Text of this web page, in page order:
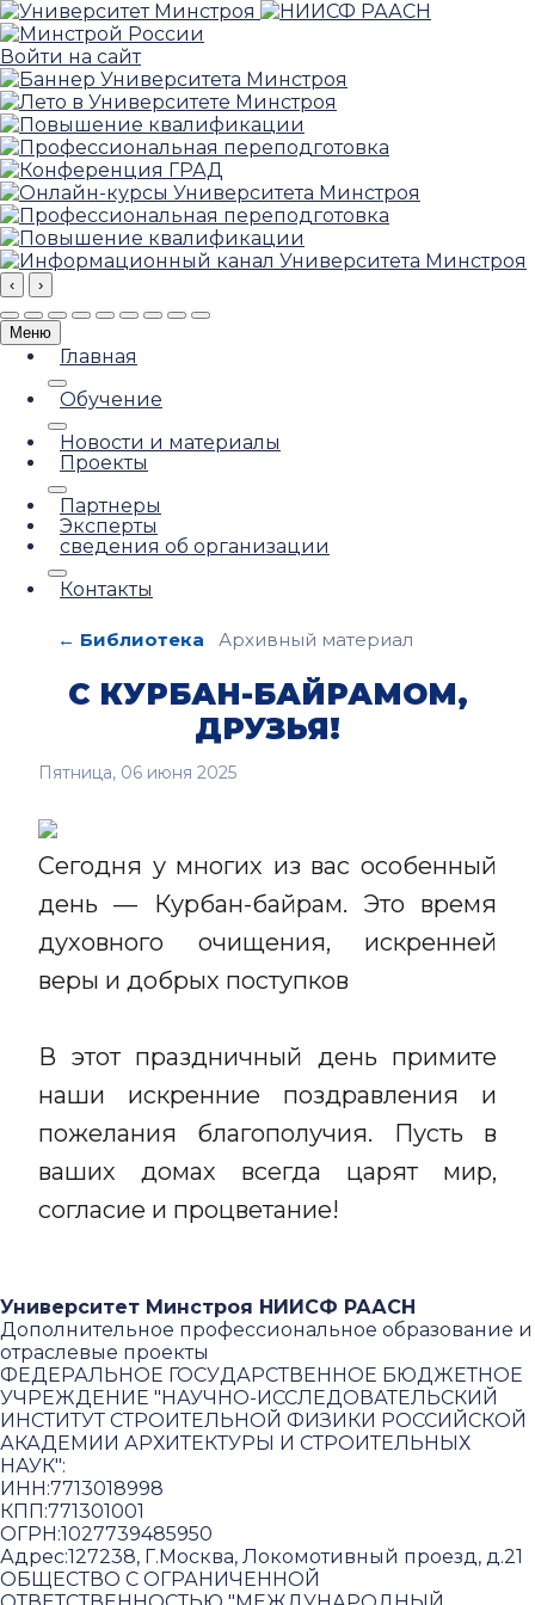
Войти на сайт
‹ ›
Меню
Главная
Обучение
Новости и материалы
Проекты
Партнеры
Эксперты
сведения об организации
Контакты
← Библиотека Архивный материал
С КУРБАН-БАЙРАМОМ,
ДРУЗЬЯ!
Пятница, 06 июня 2025
Сегодня у многих из вас особенный
день — Курбан-байрам. Это время
духовного очищения, искренней
веры и добрых поступков
В этот праздничный день примите
наши искренние поздравления и
пожелания благополучия. Пусть в
ваших домах всегда царят мир,
согласие и процветание!
Университет Минстроя НИИСФ РААСН
Дополнительное профессиональное образование и
отраслевые проекты
ФЕДЕРАЛЬНОЕ ГОСУДАРСТВЕННОЕ БЮДЖЕТНОЕ
УЧРЕЖДЕНИЕ "НАУЧНО-ИССЛЕДОВАТЕЛЬСКИЙ
ИНСТИТУТ СТРОИТЕЛЬНОЙ ФИЗИКИ РОССИЙСКОЙ
АКАДЕМИИ АРХИТЕКТУРЫ И СТРОИТЕЛЬНЫХ
НАУК":
ИНН:7713018998
КПП:771301001
ОГРН:1027739485950
Адрес:127238, Г.Москва, Локомотивный проезд, д.21
ОБЩЕСТВО С ОГРАНИЧЕННОЙ